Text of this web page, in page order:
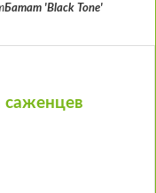
Батат 'Black Tone'
саженцев